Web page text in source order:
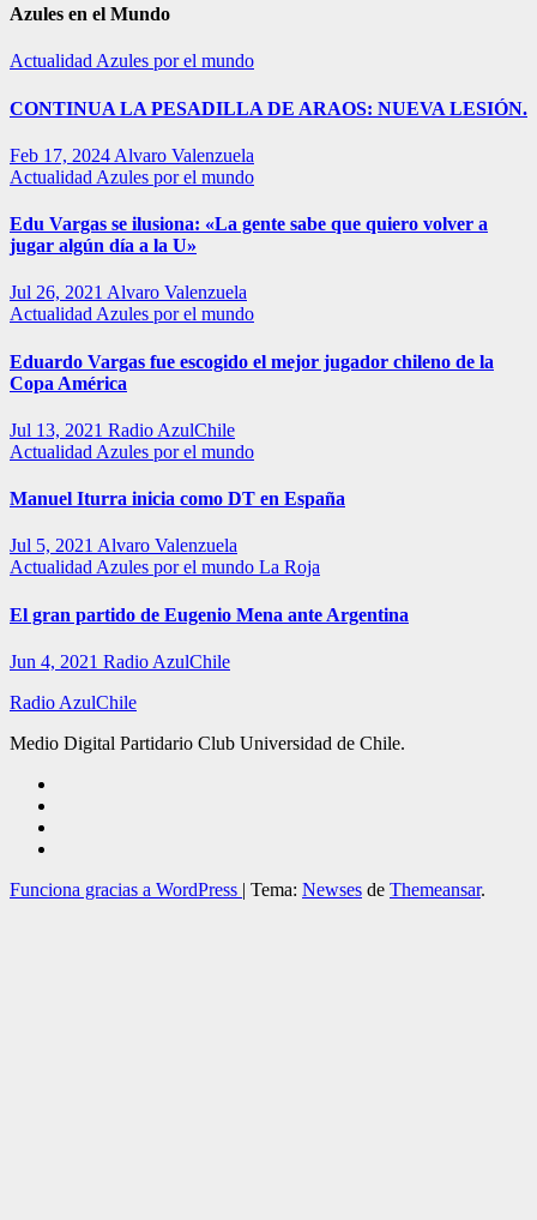
Azules en el Mundo
Actualidad Azules por el mundo
CONTINUA LA PESADILLA DE ARAOS: NUEVA LESIÓN.
Feb 17, 2024 Alvaro Valenzuela
Actualidad Azules por el mundo
Edu Vargas se ilusiona: «La gente sabe que quiero volver a
jugar algún día a la U»
Jul 26, 2021 Alvaro Valenzuela
Actualidad Azules por el mundo
Eduardo Vargas fue escogido el mejor jugador chileno de la
Copa América
Jul 13, 2021 Radio AzulChile
Actualidad Azules por el mundo
Manuel Iturra inicia como DT en España
Jul 5, 2021 Alvaro Valenzuela
Actualidad Azules por el mundo La Roja
El gran partido de Eugenio Mena ante Argentina
Jun 4, 2021 Radio AzulChile
Radio AzulChile
Medio Digital Partidario Club Universidad de Chile.
Funciona gracias a WordPress | Tema: Newses de Themeansar.